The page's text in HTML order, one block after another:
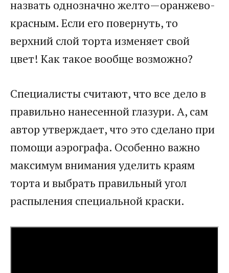
назвать однозначно желто—оранжево-
красным. Если его повернуть, то
верхний слой торта изменяет свой
цвет! Как такое вообще возможно?
Специалисты считают, что все дело в
правильно нанесенной глазури. А, сам
автор утверждает, что это сделано при
помощи аэрографа. Особенно важно
максимум внимания уделить краям
торта и выбрать правильный угол
распыления специальной краски.